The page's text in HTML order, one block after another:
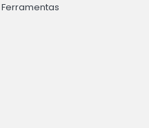
Ferramentas